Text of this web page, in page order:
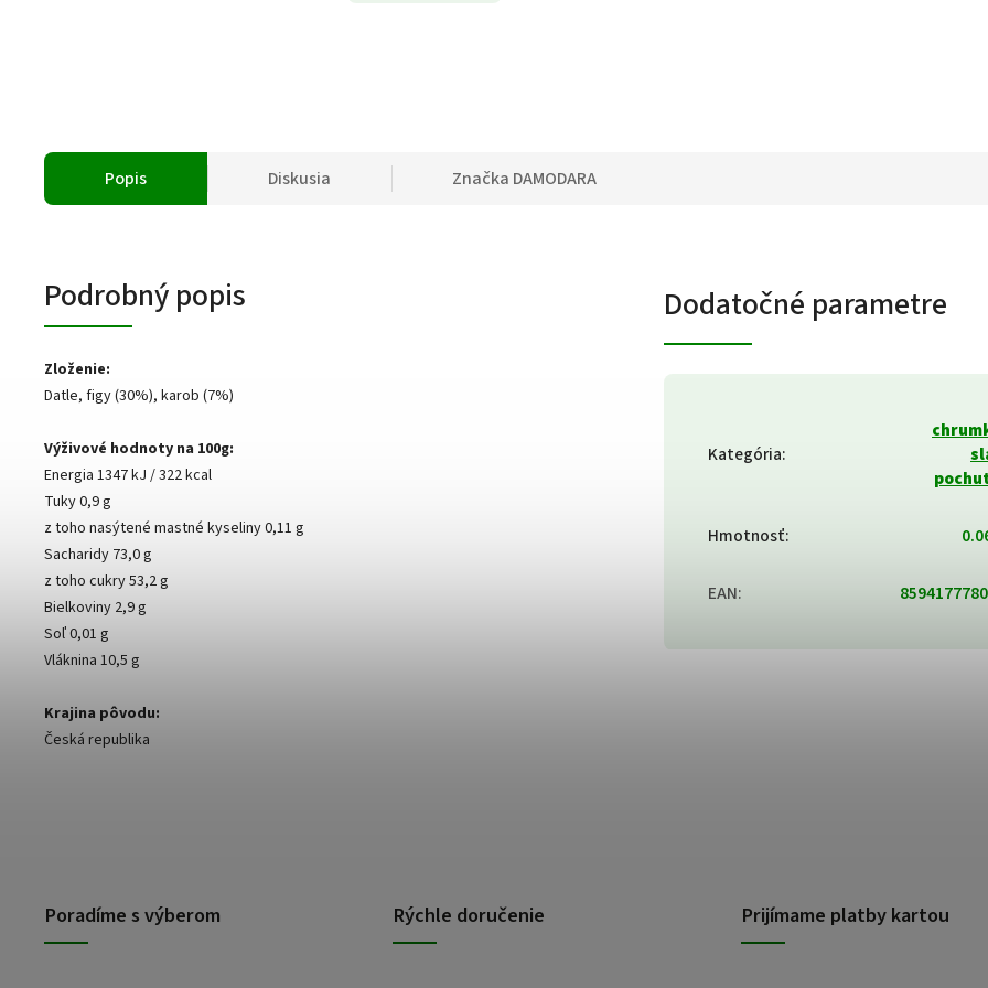
Popis Diskusia Značka DAMODARA
Podrobný popis
Zloženie:
Datle, figy (30%), karob (7%)
Výživové hodnoty na 100g:
Energia 1347 kJ / 322 kcal
Tuky 0,9 g
z toho nasýtené mastné kyseliny 0,11 g
Sacharidy 73,0 g
z toho cukry 53,2 g
Bielkoviny 2,9 g
Soľ 0,01 g
Vláknina 10,5 g
Krajina pôvodu:
Česká republika
Dodatočné parametre
Kategória:
Hmotnosť:
EAN:
Poradíme s výberom Rýchle doručenie Prijímame platby kartou